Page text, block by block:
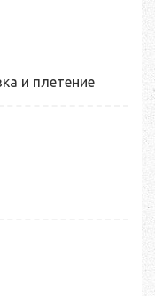
и плетение